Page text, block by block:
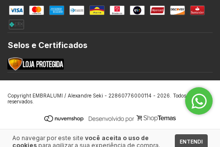
Ao navegar por este site você aceita o uso de
cookies para agilizar a sua experiência de compra. ENTENDI
Selos e Certificados
Copyright EMBRALUMI / Alexandre Seki - 22860776000114 - 2026. Todos os direitos
reservados.